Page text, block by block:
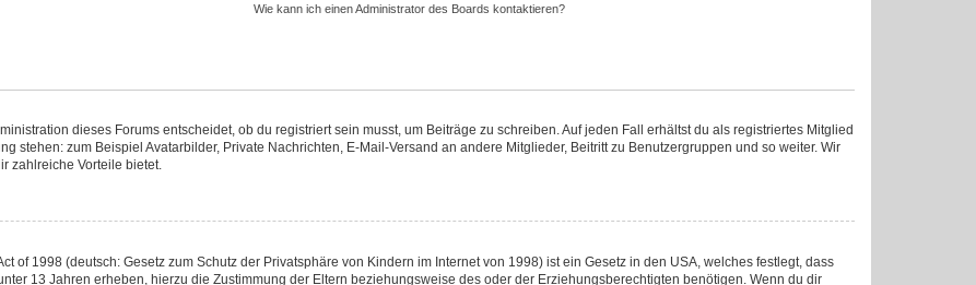
Wie kann ich einen Administrator des Boards kontaktieren?
dieses Forums entscheidet, ob du registriert sein musst, um Beiträge zu schreiben. Auf jeden Fall erhältst du als registriertes Mitglied
stehen: zum Beispiel Avatarbilder, Private Nachrichten, E-Mail-Versand an andere Mitglieder, Beitritt zu Benutzergruppen und so weiter. Wir
zahlreiche Vorteile bietet.
of 1998 (deutsch: Gesetz zum Schutz der Privatsphäre von Kindern im Internet von 1998) ist ein Gesetz in den USA, welches festlegt, dass
13 Jahren erheben, hierzu die Zustimmung der Eltern beziehungsweise des oder der Erziehungsberechtigten benötigen. Wenn du dir